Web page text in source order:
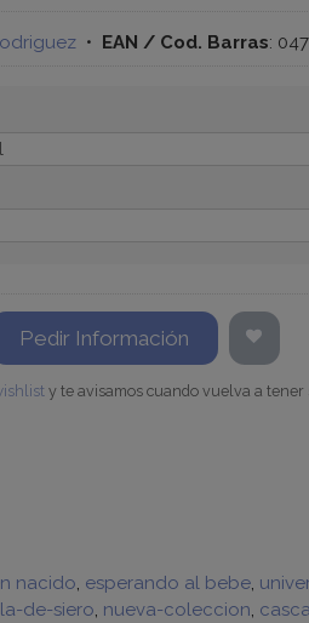
• EAN / Cod. Barras:
Pedir Información
y te avisamos cuando vuelva a tener
nacido esperando al bebe
de-siero nueva-coleccion